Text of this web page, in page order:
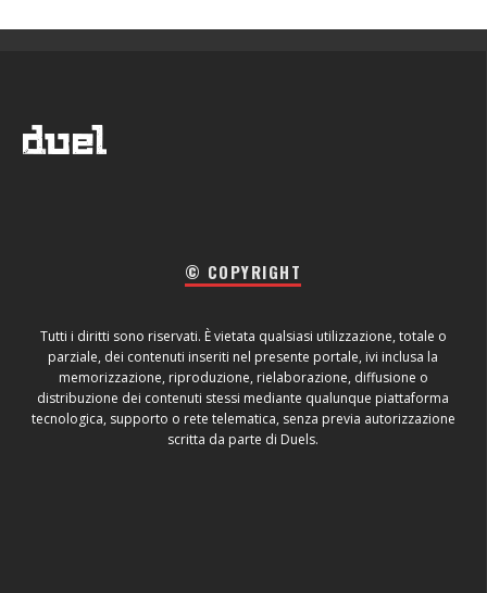
© COPYRIGHT
Tutti i diritti sono riservati. È vietata qualsiasi utilizzazione, totale o
parziale, dei contenuti inseriti nel presente portale, ivi inclusa la
memorizzazione, riproduzione, rielaborazione, diffusione o
distribuzione dei contenuti stessi mediante qualunque piattaforma
tecnologica, supporto o rete telematica, senza previa autorizzazione
scritta da parte di Duels.